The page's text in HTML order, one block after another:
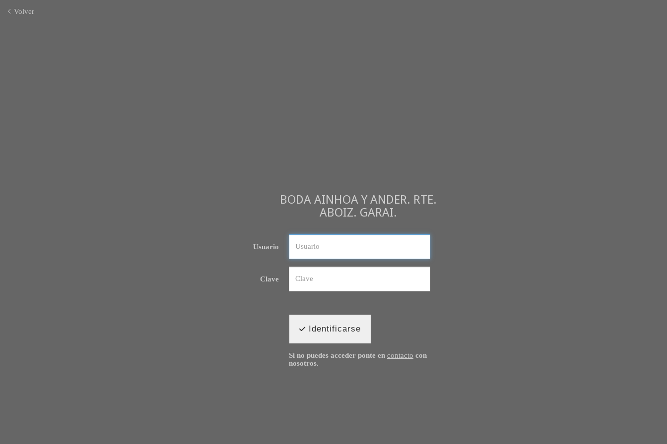
Volver
BODA AINHOA Y ANDER. RTE.
ABOIZ. GARAI.
Usuario
Clave
Identificarse
Si no puedes acceder ponte en contacto con
nosotros.